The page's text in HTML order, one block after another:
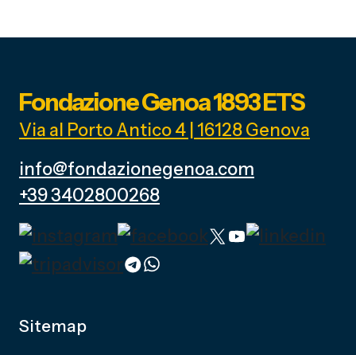
Fondazione Genoa 1893 ETS
Via al Porto Antico 4 | 16128 Genova
info@fondazionegenoa.com
+39 3402800268
Sitemap